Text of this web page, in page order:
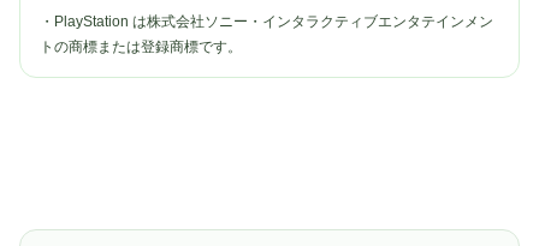
・PlayStation は株式会社ソニー・インタラクティブエンタテインメン
トの商標または登録商標です。